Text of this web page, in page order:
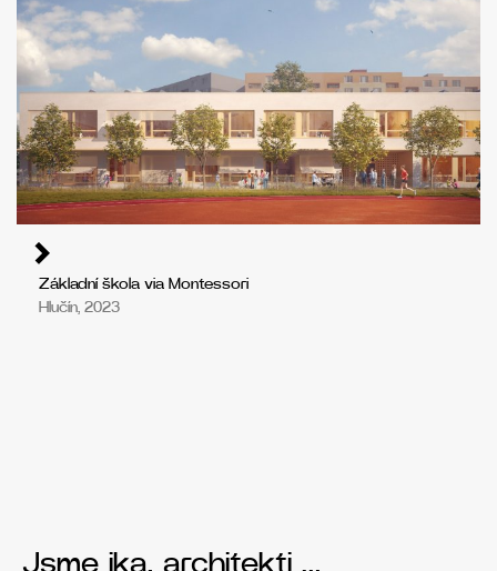
Základní škola via Montessori
Hlučín, 2023
Jsme ika. architekti …